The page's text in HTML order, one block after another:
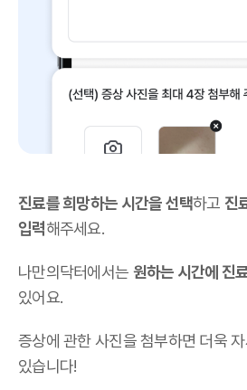
진료를 희망하는 시간을 선택하고 진
입력해주세요.
나만의닥터에서는 원하는 시간에 진
있어요.
증상에 관한 사진을 첨부하면 더욱
있습니다!